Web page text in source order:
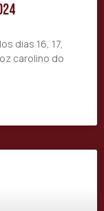
dias 16, 17,
carolino do